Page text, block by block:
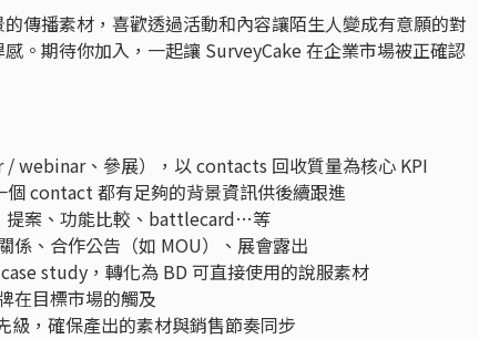
傳播素材，喜歡透過活動和內容讓陌生人變成有意願的對
。期待你加入，一起讓 SurveyCake 在企業市場被正確認
webinar、參展），以 contacts 回收質量為核心 KPI
contact 都有足夠的背景資訊供後續跟進
提案、功能比較、battlecard…等
係、合作公告（如 MOU）、展會露出
study，轉化為 BD 可直接使用的說服素材
在目標市場的觸及
級，確保產出的素材與銷售節奏同步